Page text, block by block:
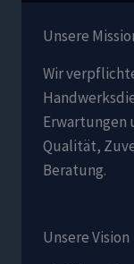
Unsere
Wir
Erwartungen
Qualität,
Beratung.
Unsere Vision